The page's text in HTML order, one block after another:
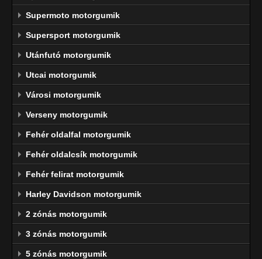
Supermoto motorgumik
Supersport motorgumik
Utánfutó motorgumik
Utcai motorgumik
Városi motorgumik
Verseny motorgumik
Fehér oldalfal motorgumik
Fehér oldalcsík motorgumik
Fehér felirat motorgumik
Harley Davidson motorgumik
2 zónás motorgumik
3 zónás motorgumik
5 zónás motorgumik